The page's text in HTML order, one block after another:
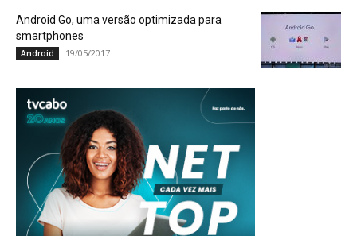
Android Go, uma versão optimizada para
smartphones
Android 19/05/2017